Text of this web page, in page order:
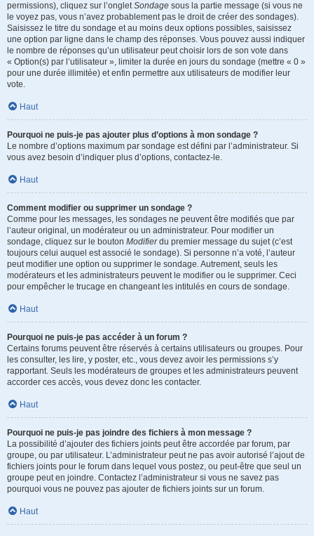
permissions), cliquez sur l’ongletSondage sous la partie message (si vous ne
le voyez pas, vous n’avez probablement pas le droit de créer des sondages).
Saisissez le titre du sondage et au moins deux options possibles, saisissez
une option par ligne dans le champ des réponses. Vous pouvez aussi indiquer
le nombre de réponses qu’un utilisateur peut choisir lors de son vote dans
« Option(s) par l’utilisateur », limiter la durée en jours du sondage (mettre « 0 »
pour une durée illimitée) et enfin permettre aux utilisateurs de modifier leur
vote.
Haut
Pourquoi ne puis-je pas ajouter plus d’options à mon sondage ?
Le nombre d’options maximum par sondage est défini par l’administrateur. Si
vous avez besoin d’indiquer plus d’options, contactez-le.
Haut
Comment modifier ou supprimer un sondage ?
Comme pour les messages, les sondages ne peuvent être modifiés que par
l’auteur original, un modérateur ou un administrateur. Pour modifier un
sondage, cliquez sur le bouton Modifierdu premier message du sujet (c’est
toujours celui auquel est associé le sondage). Si personne n’a voté, l’auteur
peut modifier une option ou supprimer le sondage. Autrement, seuls les
modérateurs et les administrateurs peuvent le modifier ou le supprimer. Ceci
pour empêcher le trucage en changeant les intitulés en cours de sondage.
Haut
Pourquoi ne puis-je pas accéder à un forum ?
Certains forums peuvent être réservés à certains utilisateurs ou groupes. Pour
les consulter, les lire, y poster, etc., vous devez avoir les permissions s’y
rapportant. Seuls les modérateurs de groupes et les administrateurs peuvent
accorder ces accès, vous devez donc les contacter.
Haut
Pourquoi ne puis-je pas joindre des fichiers à mon message ?
La possibilité d’ajouter des fichiers joints peut être accordée par forum, par
groupe, ou par utilisateur. L’administrateur peut ne pas avoir autorisé l’ajout de
fichiers joints pour le forum dans lequel vous postez, ou peut-être que seul un
groupe peut en joindre. Contactez l’administrateur si vous ne savez pas
pourquoi vous ne pouvez pas ajouter de fichiers joints sur un forum.
Haut